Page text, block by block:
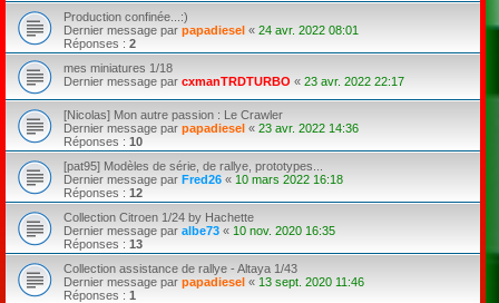
Production confinée...:)
Dernier message par papadiesel « 24 avr. 2022 08:01
Réponses : 2
mes miniatures 1/18
Dernier message par cxmanTRDTURBO « 23 avr. 2022 22:17
[Nicolas] Mon autre passion : Le Crawler
Dernier message par papadiesel « 23 avr. 2022 14:36
Réponses : 10
[pat95] Modèles de série, de rallye, prototypes...
Dernier message par Fred26 « 10 mars 2022 16:18
Réponses : 12
Collection Citroen 1/24 by Hachette
Dernier message par albe73 « 10 nov. 2020 16:35
Réponses : 13
Collection assistance de rallye - Altaya 1/43
Dernier message par papadiesel « 13 sept. 2020 11:46
Réponses : 1